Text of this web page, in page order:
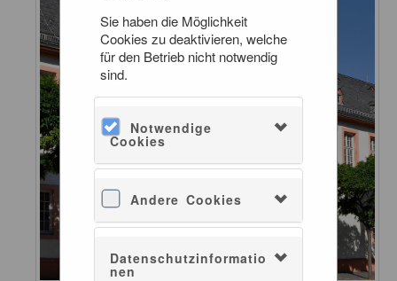
Sie haben die Möglichkeit
Cookies zu deaktivieren, welche
für den Betrieb nicht notwendig
sind.
Notwendige
Cookies
Andere Cookies
Datenschutzinformatio
nen